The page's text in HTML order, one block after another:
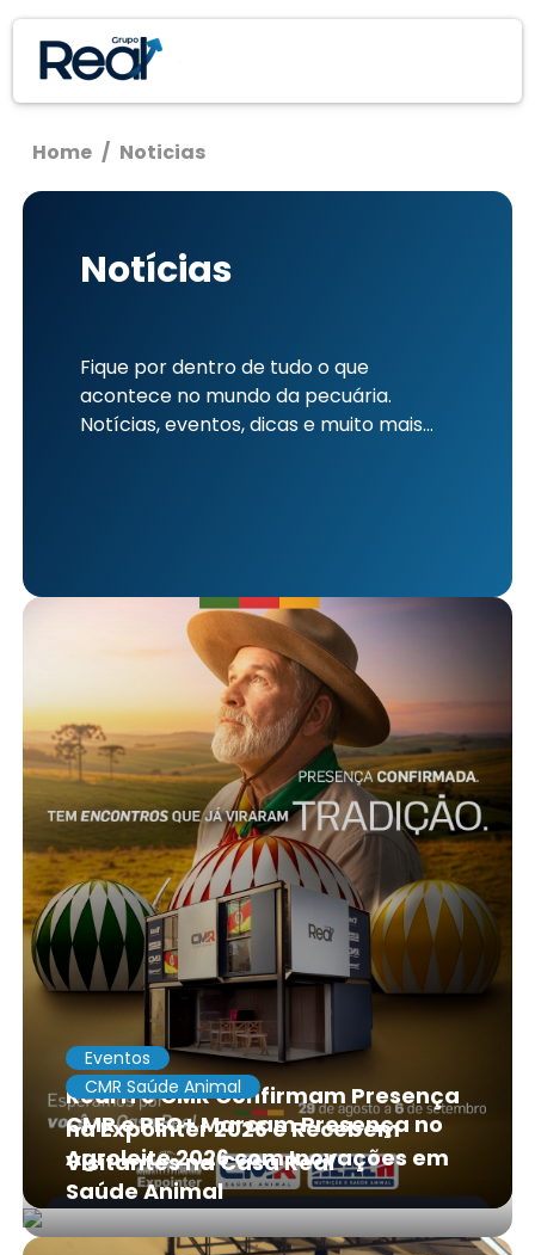
Home / Noticias
Notícias
Fique por dentro de tudo o que
acontece no mundo da pecuária.
Notícias, eventos, dicas e muito mais...
Eventos
Real H e CMR Confirmam Presença
na Expointer 2026 e Recebem
Visitantes na Casa Real
CMR Saúde Animal
CMR e PEC+ Marcam Presença no
Agroleite 2026 com Inovações em
Saúde Animal